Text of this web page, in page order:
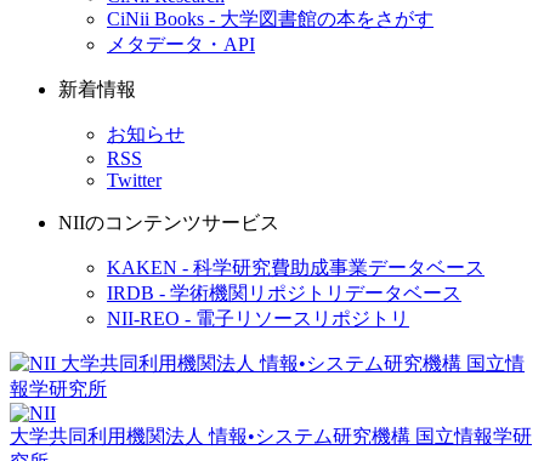
CiNii Books - 大学図書館の本をさがす
メタデータ・API
新着情報
お知らせ
RSS
Twitter
NIIのコンテンツサービス
KAKEN - 科学研究費助成事業データベース
IRDB - 学術機関リポジトリデータベース
NII-REO - 電子リソースリポジトリ
大学共同利用機関法人 情報•システム研究機構 国立情報学研